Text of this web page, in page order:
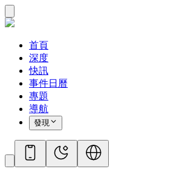
首頁
深度
快訊
事件日曆
專題
導航
發現